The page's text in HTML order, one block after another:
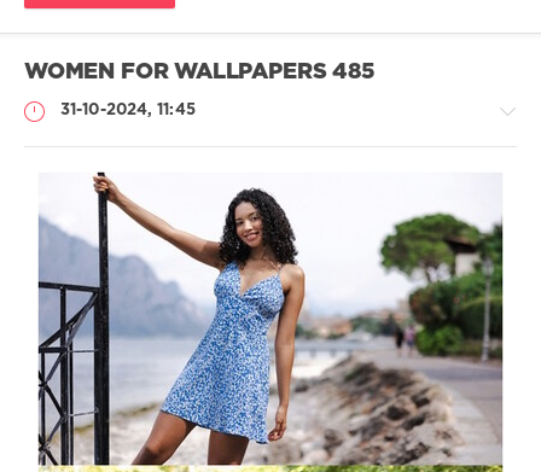
запись,
радио
WOMEN FOR WALLPAPERS 485
31-10-2024, 11:45
Обои
Lotos-
128
212
0
women,
wallpapers
,
jpg